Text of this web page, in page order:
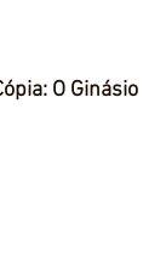
O Ginásio